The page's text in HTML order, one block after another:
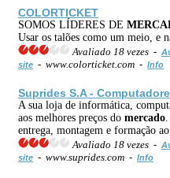
COLORTICKET
SOMOS LÍDERES DE
Usar os talões como um meio, e
Avaliado 18 vezes -
site - www.colorticket.com - Info
Suprides S.A -
A sua loja de informática,
aos melhores preços do mercado
entrega, montagem e formação
Avaliado 18 vezes -
site - www.suprides.com - Info